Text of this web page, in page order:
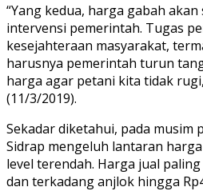
“Yang kedua, harga gabah
intervensi pemerintah. Tugas
kesejahteraan masyarakat,
harusnya pemerintah turun
harga agar petani kita tidak
(11/3/2019).
Sekadar diketahui, pada musim
Sidrap mengeluh lantaran
level terendah. Harga jual
dan terkadang anjlok hingga